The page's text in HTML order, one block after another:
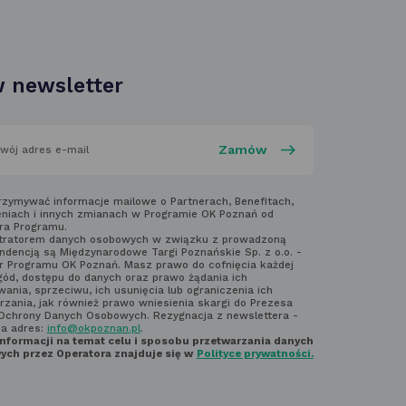
newsletter
informacje mailowe o Partnerach, Benefitach,
i innych zmianach w Programie OK Poznań od
Programu.
danych osobowych w związku z prowadzoną
są Międzynarodowe Targi Poznańskie Sp. z o.o. -
Programu OK Poznań. Masz prawo do cofnięcia każdej
dostępu do danych oraz prawo żądania ich
sprzeciwu, ich usunięcia lub ograniczenia ich
jak również prawo wniesienia skargi do Prezesa
Danych Osobowych. Rezygnacja z newslettera -
adres: info@okpoznan.pl.
na temat celu i sposobu przetwarzania danych
przez Operatora znajduje się w Polityce prywatności.